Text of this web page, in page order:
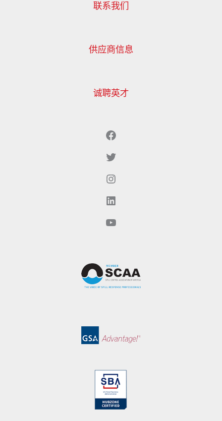
联系我们
供应商信息
诚聘英才
Facebook
Twitter（现为X）
Instagram
LinkedIn
YouTube